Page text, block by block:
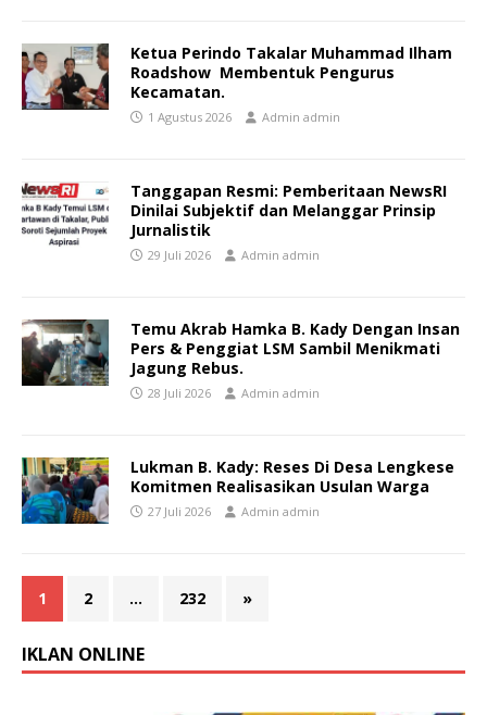
Ketua Perindo Takalar Muhammad Ilham
Roadshow Membentuk Pengurus
Kecamatan.
1 Agustus 2026 Admin admin
Tanggapan Resmi: Pemberitaan NewsRI
Dinilai Subjektif dan Melanggar Prinsip
Jurnalistik
29 Juli 2026 Admin admin
Temu Akrab Hamka B. Kady Dengan Insan
Pers & Penggiat LSM Sambil Menikmati
Jagung Rebus.
28 Juli 2026 Admin admin
Lukman B. Kady: Reses Di Desa Lengkese
Komitmen Realisasikan Usulan Warga
27 Juli 2026 Admin admin
1 2 … 232 »
IKLAN ONLINE